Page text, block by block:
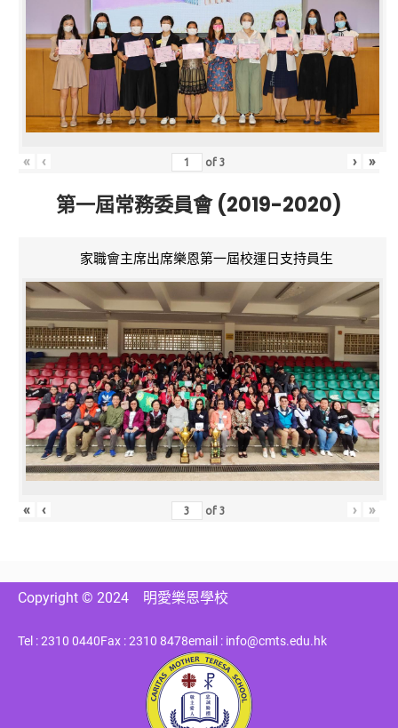
« ‹ of3 › »
第一屆常務委員會 (2019-2020)
家職會主席出席樂恩第一屆校運日支持員生
« ‹ of3 › »
Copyright © 2024 明愛樂恩學校
Tel : 2310 0440Fax : 2310 8478email : info@cmts.edu.hk